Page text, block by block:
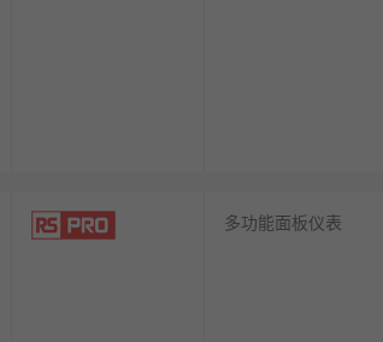
从而满足不同的应用场景
多功能面板仪表